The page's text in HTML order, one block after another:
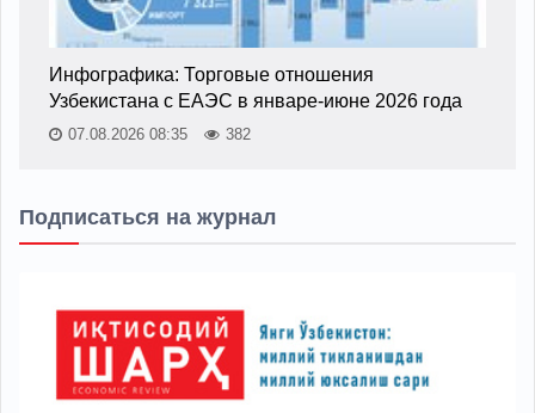
Инфографика: Торговые отношения
Узбекистана с ЕАЭС в январе-июне 2026 года
07.08.2026 08:35 382
Подписаться на журнал